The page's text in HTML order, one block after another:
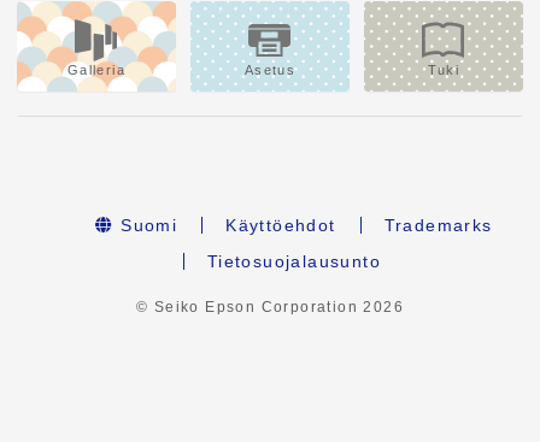
Galleria Asetus Tuki
Suomi Käyttöehdot
Trademarks
Tietosuojalausunto
© Seiko Epson Corporation2026